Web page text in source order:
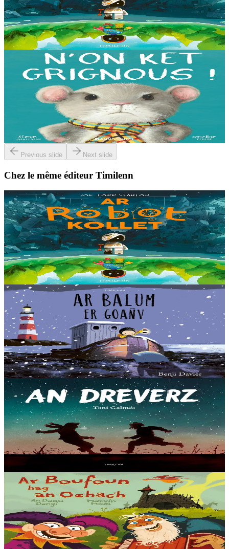
Au cœur d’une décharge, un petit robot brisé s’éveille. Il ne se
souvient plus d’où il vient ni depuis combien de temps il est là, mais
il sait qu’il n’est pas à sa place....
En stock 14,00 €
Bannoù-heol
I'm not grumpy!
À la lisière de la forêt vit une petite souris. C'est la souris la plus
grognonne et la plus hargneuse des environs, jusqu'à sa rencontre
avec un petit blaireau...
En stock13,00 €
Previous slide Next slide
Chez le même éditeur Timilenn
8 ans et plus
Timilenn
The Lost Robot
Au cœur d’une décharge, un petit robot brisé s’éveille. Il ne se
souvient plus d’où il vient ni depuis combien de temps il est là, mais
il sait qu’il n’est pas à sa place....
En stock 14,00 €
3 ans et plus
Timilenn
The Storm whale in winter
On retrouve Nolig, le héros de « Ar balum peñseet », qui vit
toujours au bord de la mer avec son papa. Mais, pour cette histoire-
ci, c’est l’hiver. Un soir, une...
En stock14,00 €
7 ans et plus
Timilenn
La Tregua
Un album plein d'espoir et de paix avec de belles illustrations.
Bruxelles, le 25 décembre 1914. En pleine Première Guerre
mondiale, un cessez-le-feu est déclaré....
En stock
3 ans et plus
Timilenn
Ar Boufoun hag an ozhac'h
Il y a fort longtemps, vivaient dans un château un bouffon
excentrique et un vieux bonhomme ronchon. Trop de la chance,
selon vous ? Eh bien non… Il n'y avait...